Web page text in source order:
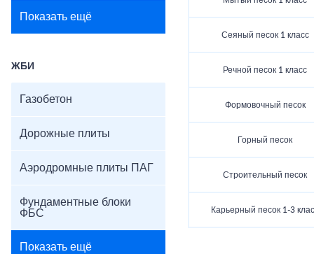
Показать ещё
ЖБИ
Газобетон
Дорожные плиты
Аэродромные плиты ПАГ
Фундаментные блоки
ФБС
Показать ещё
Сеяный песок 1 класс
Речной песок 1 класс
Формовочный песок
Горный песок
Строительный песок
Карьерный песок 1-3